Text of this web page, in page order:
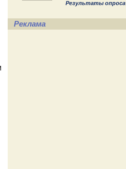
Результаты опроса
Реклама